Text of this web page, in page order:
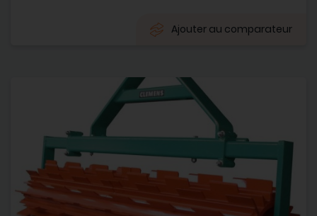
Ajouter au comparateur